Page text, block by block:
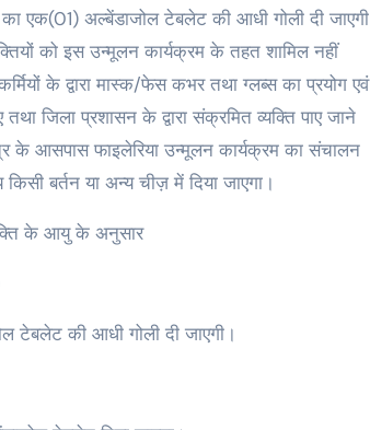
एक(01) अल्बेंडाजोल टेबलेट की आधी गोली दी जाएगी
को इस उन्मूलन कार्यक्रम के तहत शामिल नहीं
के द्वारा मास्क/फेस कभर तथा ग्लब्स का प्रयोग एवं
जिला प्रशासन के द्वारा संक्रमित व्यक्ति पाए जाने
के आसपास फाइलेरिया उन्मूलन कार्यक्रम का संचालन
बर्तन या अन्य चीज़ में दिया जाएगा।
के आयु के अनुसार
टेबलेट की आधी गोली दी जाएगी।